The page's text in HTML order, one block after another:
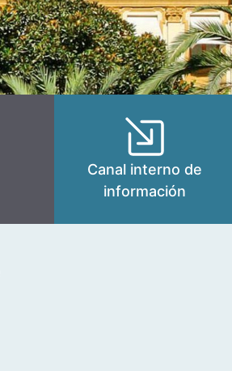
Canal interno de
información